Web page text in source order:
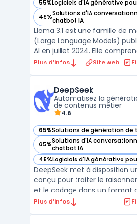
55%Logiciels d'IA générative
— voir Llama 3.1 dans cette
45%Solutions d'IA
chatbot IA
— voir Llama 3.1 dans cette
Llama 3.1 est une famille de
(Large Language Models)
AI en juillet 2024. Elle
variantes : 8 milliards de
professionnel équilibré entre
et ressources) ...
Plus d’infos Site web
DeepSeek
Automatisez la
de contenus métier
4.8
65%Solutions de génération de
— voir DeepSeek dans cette
65%Solutions d'IA
chatbot IA
— voir DeepSeek dans cette
45%Logiciels d'IA générative
— voir DeepSeek dans cette
DeepSeek met à disposition
conçu pour traiter le
et le codage dans un format
sans inscription. L’outil est
Plus d’infos